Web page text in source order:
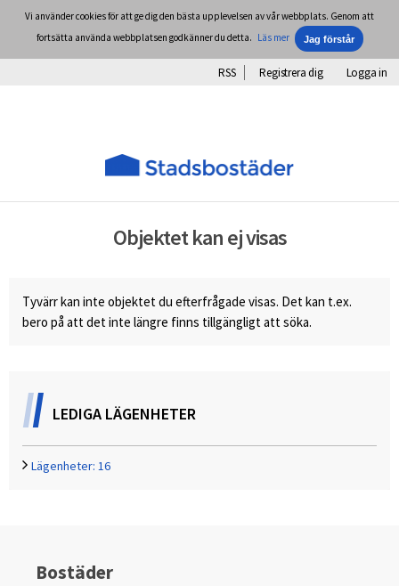
Vi använder cookies för att ge dig den bästa upplevelsen av vår webbplats. Genom att
fortsätta använda webbplatsen godkänner du detta. Läs mer
Logga in
Registrera dig
RSS
Objektet kan ej visas
Tyvärr kan inte objektet du efterfrågade visas. Det kan t.ex.
bero på att det inte längre finns tillgängligt att söka.
LEDIGA LÄGENHETER
Lägenheter: 16
Bostäder